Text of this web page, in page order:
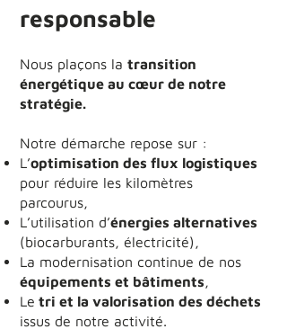
responsable
Nous plaçons la transition
énergétique au cœur de notre
stratégie.
Notre démarche repose sur :
L’optimisation des flux logistiques
pour réduire les kilomètres
parcourus,
L’utilisation d’énergies alternatives
(biocarburants, électricité),
La modernisation continue de nos
équipements et bâtiments,
Le tri et la valorisation des déchets
issus de notre activité.